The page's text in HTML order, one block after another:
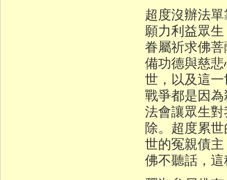
超度沒辦法
願力利益眾
眷屬祈求佛
備功德與慈
世，以及這
戰爭都是因
法會讓眾生
除。超度累
世的冤親債
佛不聽話，